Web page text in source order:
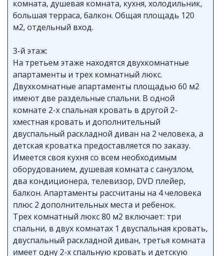
комната, душевая комната, кухня, холодильник,
большая терраса, балкон. Общая площадь 120
м2, отдельный вход.
3-й этаж:
На третьем этаже находятся двухкомнатные
апартаменты и трех комнатный люкс.
Двухкомнатные апартаменты площадью 60 м2
имеют две раздельные спальни. В одной
комнате 2-х спальная кровать в другой 2-
хместная кровать и дополнительный
двуспальный раскладной диван на 2 человека, а
детская кроватка предоставляется по заказу.
Имеется своя кухня со всем необходимым
оборудованием, душевая комната с санузлом,
два кондиционера, телевизор, DVD плейер,
балкон. Апартаменты рассчитаны на 4 человека
плюс 2 дополнительных места и ребенок.
Трех комнатный люкс 80 м2 включает: три
спальни, в двух комнатах 1 двуспальная кровать,
двуспальный раскладной диван, третья комната
имеет одну 2-х спальную кровать и детскую